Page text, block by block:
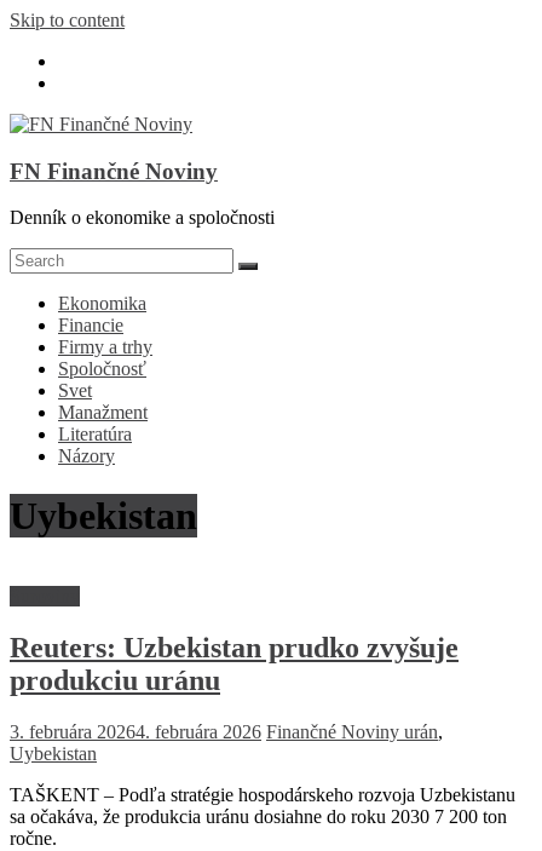
Skip to content
FN Finančné Noviny
Denník o ekonomike a spoločnosti
Ekonomika
Financie
Firmy a trhy
Spoločnosť
Svet
Manažment
Literatúra
Názory
Uybekistan
Reuters: Uzbekistan prudko zvyšuje
produkciu uránu
3. februára 20264. februára 2026 Finančné Noviny urán,
Uybekistan
TAŠKENT – Podľa stratégie hospodárskeho rozvoja Uzbekistanu
sa očakáva, že produkcia uránu dosiahne do roku 2030 7 200 ton
ročne.